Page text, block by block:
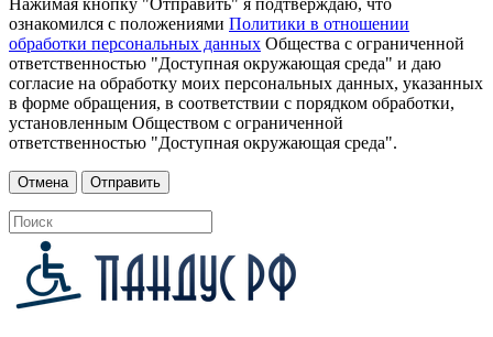
Нажимая кнопку "Отправить" я подтверждаю, что
ознакомился с положениями Политики в отношении
обработки персональных данных Общества с ограниченной
ответственностью "Доступная окружающая среда" и даю
согласие на обработку моих персональных данных, указанных
в форме обращения, в соответствии с порядком обработки,
установленным Обществом с ограниченной
ответственностью "Доступная окружающая среда".